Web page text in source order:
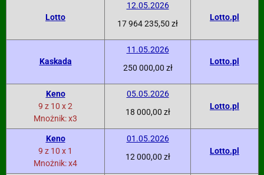
Lotto
12.05.2026
17 964 235,50 zł
Lotto.pl
Kaskada
11.05.2026
250 000,00 zł
Lotto.pl
Keno
9 z 10 x 2
Mnożnik: x3
05.05.2026
18 000,00 zł
Lotto.pl
Keno
9 z 10 x 1
Mnożnik: x4
01.05.2026
12 000,00 zł
Lotto.pl